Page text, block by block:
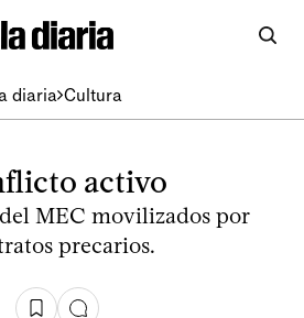
diaria Cultura
activo
MEC movilizados por
precarios.